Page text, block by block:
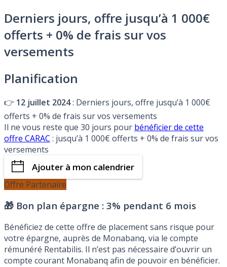
Derniers jours, offre jusqu’à 1 000€
offerts + 0% de frais sur vos
versements
Planification
👉 12 juillet 2024: Derniers jours, offre jusqu’à 1 000€
offerts + 0% de frais sur vos versements
Il ne vous reste que 30 jours pour bénéficier de cette
offre CARAC : jusqu’à 1 000€ offerts + 0% de frais sur vos
versements
Ajouter à mon calendrier
Offre Partenaire
🎁 Bon plan épargne : 3% pendant 6 mois
Bénéficiez de cette offre de placement sans risque pour
votre épargne, auprès de Monabanq, via le compte
rémunéré Rentabilis. Il n’est pas nécessaire d’ouvrir un
compte courant Monabanq afin de pouvoir en bénéficier.